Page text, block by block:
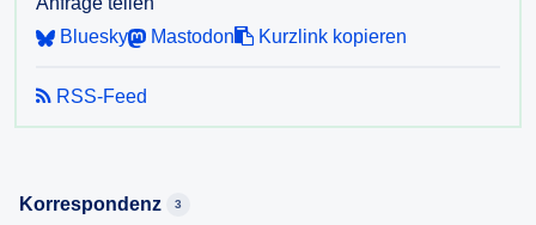
Bluesky
Mastodon Kurzlink kopieren
RSS-Feed
Korrespondenz 3